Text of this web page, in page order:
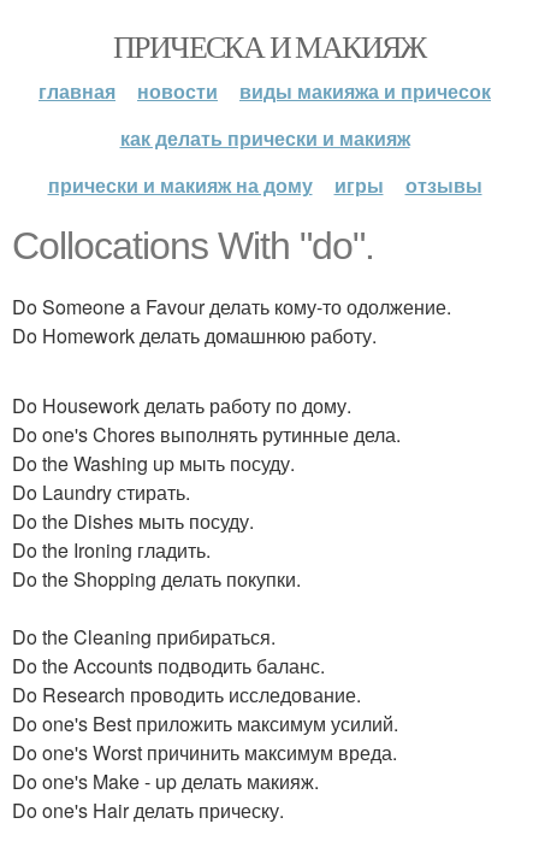
ПРИЧЕСКА И МАКИЯЖ
главная новости
виды макияжа и причесок
как делать прически и макияж
прически и макияж на дому
игры отзывы
Collocations With "do".
Do Someone a Favour делать кому-то одолжение.
Do Homework делать домашнюю работу.
Do Housework делать работу по дому.
Do one's Chores выполнять рутинные дела.
Do the Washing up мыть посуду.
Do Laundry стирать.
Do the Dishes мыть посуду.
Do the Ironing гладить.
Do the Shopping делать покупки.
Do the Cleaning прибираться.
Do the Accounts подводить баланс.
Do Research проводить исследование.
Do one's Best приложить максимум усилий.
Do one's Worst причинить максимум вреда.
Do one's Make - up делать макияж.
Do one's Hair делать прическу.